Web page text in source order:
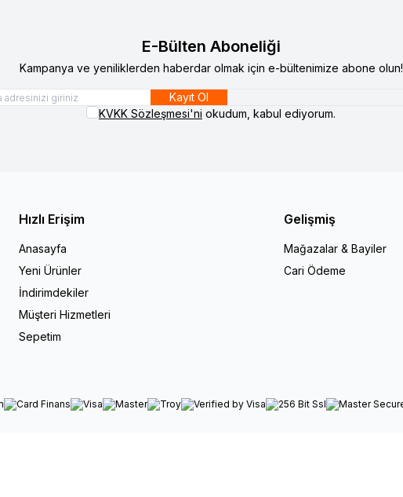
E-Bülten Aboneliği
Kampanya ve yeniliklerden haberdar olmak için e-bültenimize abone olun!
Kayıt Ol
KVKK Sözleşmesi'ni okudum, kabul ediyorum.
Hızlı Erişim
Anasayfa
Yeni Ürünler
İndirimdekiler
Müşteri Hizmetleri
Sepetim
Gelişmiş
Mağazalar & Bayiler
Cari Ödeme